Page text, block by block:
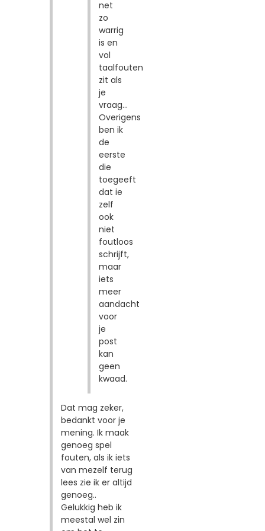
net
zo
warrig
is en
vol
taalfouten
zit als
je
vraag...
Overigens
ben ik
de
eerste
die
toegeeft
dat ie
zelf
ook
niet
foutloos
schrijft,
maar
iets
meer
aandacht
voor
je
post
kan
geen
kwaad.
Dat mag zeker,
bedankt voor je
mening. Ik maak
genoeg spel
fouten, als ik iets
van mezelf terug
lees zie ik er altijd
genoeg..
Gelukkig heb ik
meestal wel zin